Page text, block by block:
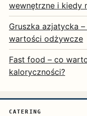
wewnętrzne i kiedy
Gruszka azjatycka
wartości odżywcze
Fast food – co
kaloryczności?
CATERING